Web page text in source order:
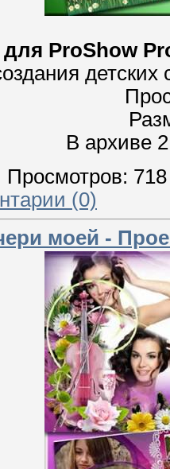
для ProShow
В архиве
Просмотров: 718
(0)
моей -